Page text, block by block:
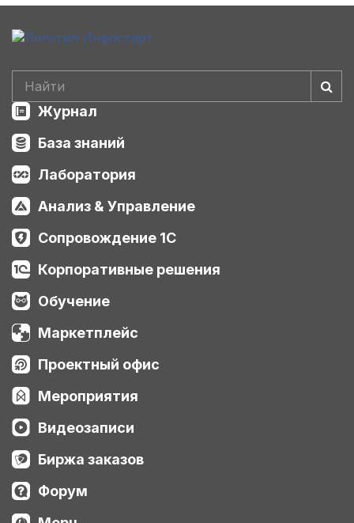
Журнал
База знаний
Лаборатория
Анализ & Управление
Сопровождение 1С
Корпоративные решения
Обучение
Маркетплейс
Проектный офис
Мероприятия
Видеозаписи
Биржа заказов
Форум